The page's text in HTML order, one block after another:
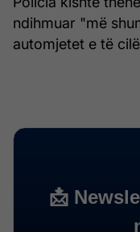
ndihmuar "më
automjetet e të